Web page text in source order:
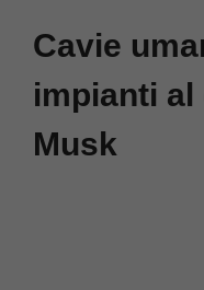
Cavie
impianti
Musk